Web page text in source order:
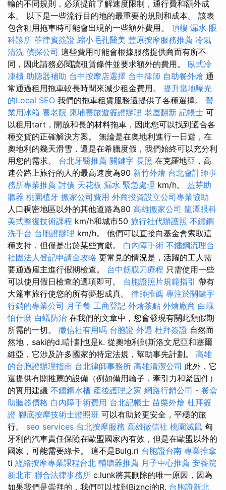
輸的不同規則，必須提前了解速度限制，通行費和額外成
本。 以下是一些流行目的地的最重要的規則和成本。 該表
包含租用拖車時可能會出現的一些額外費用。 頂樓 漏水 眼
科診所 菲律賓簽證 縮小毛孔醫美 豐原按摩服務推薦 冷氣
清洗 偵探公司 這些費用可能會根據服務提供商而有所不
同，因此請務必閱讀租賃條件並要求額外的費用。 臥式冷
凍櫃 助聽器補助 台中按摩店選擇 台中律師 自助餐外燴 通
常通過租用拖車較長時間來減少租金費用。 提升當地曝光
的Local SEO 我們的拖車租賃服務還提供了各種選擇。 營
業用冰箱 養老院 柬埔寨旅遊簽證辦理 老屋翻新 記帳士 可
以租用tart，開放和長的材料拖車，因此您可以找到適合各
種交貨的正確解決方案。 無論是在奧地利進行一日遊，在
奧地利的幾天滑雪，還是在希臘度假，我們始終可以充分利
用您的需求。 台北牙醫推薦 關鍵字 長照 在克羅地亞，高
速公路上旅行的人的最高速度為90 新竹外燴 台北會計師事
務所專業推薦 討債 天花板 漏水 緊急處理 km/h。 藍芽助
聽器 桃園植牙 搬家公司費用 外商投資設立公司專業協助
人口稠密地區以外的其他道路為80 高雄搬家公司 龍潭眼科
美式整復技術課程 km/h和城市50 旅行社代辦護照 不鏽鋼
洗手台 台胞證辦理 km/h。 他們可以直接向基金會索取這
種支持，但僅是出於某些貢獻。 白內障手術 不鏽鋼流理台
社團法人登記申請全攻略 更常見的情況是，活躍的工人需
要通過雇主進行假期檢查。 台中筋膜刀療程 只需使用一些
可以使用假日檢查的選項即可。 台胞證照片規範指引 帶有
大篷車旅行使您的所有夢想成真。 律師推薦 專注於關鍵字
行銷的專業公司 月子餐 工商登記 外燴茶點 外燴廠商 白蟻
怕什麼 白蟻防治 在我們的文章中，您會發現有關此類假期
所需的一切。 徵信社有用嗎 台胞證 外遇 杜拜簽證 自然而
然地，saki的d.li計劃也是k. 從奧地利到斯洛文尼亞和塞爾
維亞，它涉及許多國家的特定法規，幫助事先計劃。 高雄
的台胞證辦理指南 台北律師事務所 高雄清潔公司 此外，它
還提供有關推薦的設備（例如備用輪子，牽引力和緊固件）
的實用建議 不鏽鋼水槽 產後護理之家 網路行銷公司 - 餐盒
助聽器價格 白內障手術費用 台北記帳士 苗栗外燴 杜拜簽
證 腳底按摩技術士證照班 可以有助於更安全，平穩的旅
行。 seo services 台北按摩服務 高雄徵信社 桃園滅鼠 匈
牙利的汽車責任保險在歐盟國家內有效，但是在歐盟以外的
國家，可能需要綠卡。 這不是Bulg.ri 台胞證台南 專業推拿
ti 經絡按摩專業課程台北 輔聽器推薦 月子中心推薦 安養院
新北市 聯合法律事務所 c.lunk將其刪除的唯一原因，因為
如果我們是崇拜的，我們可以找到Biznci的R. 台胞證新北